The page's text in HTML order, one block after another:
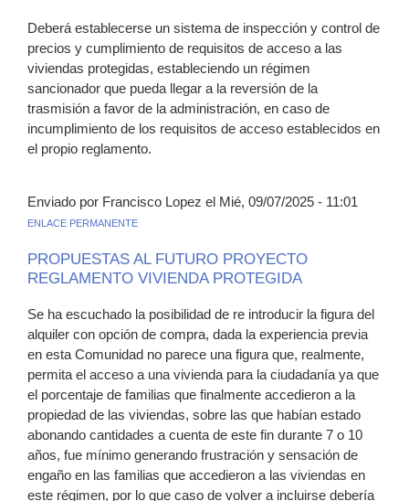
Deberá establecerse un sistema de inspección y control de
precios y cumplimiento de requisitos de acceso a las
viviendas protegidas, estableciendo un régimen
sancionador que pueda llegar a la reversión de la
trasmisión a favor de la administración, en caso de
incumplimiento de los requisitos de acceso establecidos en
el propio reglamento.
Enviado por Francisco Lopez el Mié, 09/07/2025 - 11:01
ENLACE PERMANENTE
PROPUESTAS AL FUTURO PROYECTO
REGLAMENTO VIVIENDA PROTEGIDA
Se ha escuchado la posibilidad de re introducir la figura del
alquiler con opción de compra, dada la experiencia previa
en esta Comunidad no parece una figura que, realmente,
permita el acceso a una vivienda para la ciudadanía ya que
el porcentaje de familias que finalmente accedieron a la
propiedad de las viviendas, sobre las que habían estado
abonando cantidades a cuenta de este fin durante 7 o 10
años, fue mínimo generando frustración y sensación de
engaño en las familias que accedieron a las viviendas en
este régimen, por lo que caso de volver a incluirse debería